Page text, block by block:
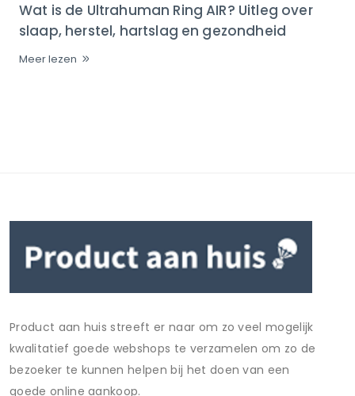
Wat is de Ultrahuman Ring AIR? Uitleg over
slaap, herstel, hartslag en gezondheid
Meer lezen
Product aan huis streeft er naar om zo veel mogelijk
kwalitatief goede webshops te verzamelen om zo de
bezoeker te kunnen helpen bij het doen van een
goede online aankoop.